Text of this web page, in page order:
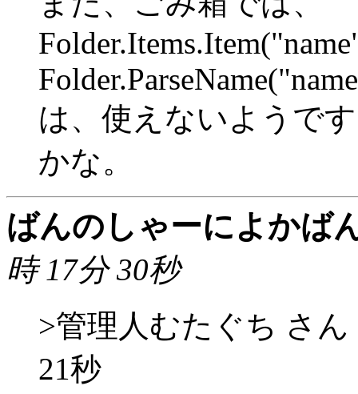
は、使えないようで
かな。
ばんのしゃーによかば
時 17分 30秒
>管理人むたぐち さん
21秒